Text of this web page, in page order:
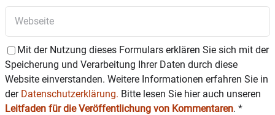
Binsteiner, Gabriele Redenböck, Richard Ettmüller, Hans
Oettl
Als zweiten Einakter zeigt das Albachinger Ensemble
einen Sketch vonGerhard Polt aus der beliebten
Reihe „Fast wia im richtigen Leben“ namens „Im
Finanzamt“.
Mit der Nutzung dieses Formulars erklären Sie sich mit der
Speicherung und Verarbeitung Ihrer Daten durch diese
Website einverstanden. Weitere Informationen erfahren Sie in
der Datenschutzerklärung. Bitte lesen Sie hier auch unseren
Leitfaden für die Veröffentlichung von Kommentaren. *